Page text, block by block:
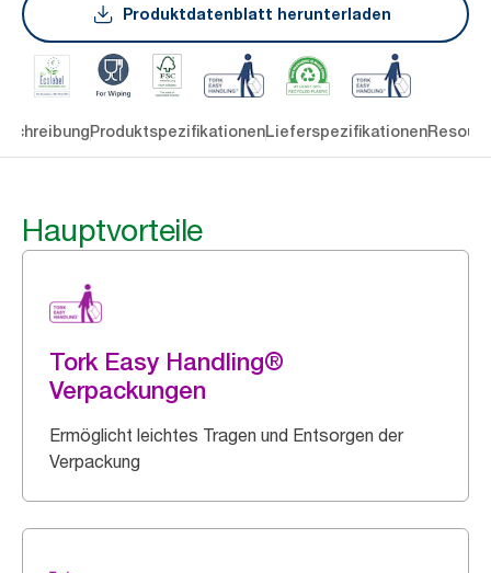
Produktdatenblatt herunterladen
ProduktspezifikationenLieferspezifikationen
Hauptvorteile
Tork Easy Handling®
Verpackungen
Ermöglicht leichtes Tragen und Entsorgen der
Verpackung